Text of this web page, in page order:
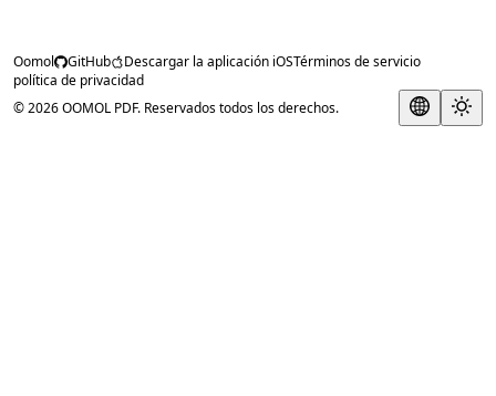
Oomol GitHub Descargar la aplicación iOSTérminos de servicio
política de privacidad
© 2026 OOMOL PDF. Reservados todos los derechos.